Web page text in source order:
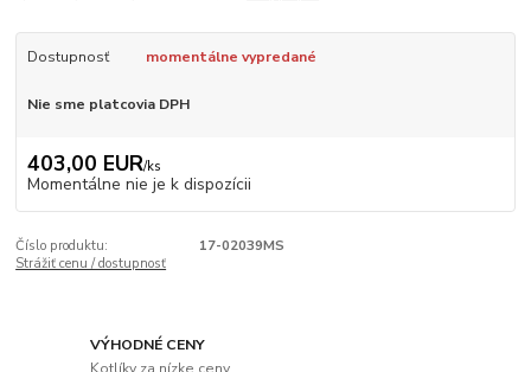
Dostupnosť momentálne vypredané
Nie sme platcovia DPH
403,00 EUR/ks
Momentálne nie je k dispozícii
Číslo produktu:
17-02039MS
Strážiť cenu / dostupnosť
VÝHODNÉ CENY
Kotlíky za nízke ceny